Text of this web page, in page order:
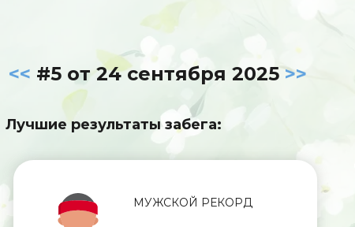
<< #5 от 24 сентября 2025>>
Лучшие результаты забега:
МУЖСКОЙ РЕКОРД